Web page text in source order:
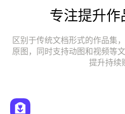
专注提升作
区别于传统文档形式的作品集
原图，同时支持动图和视频等
提升持续